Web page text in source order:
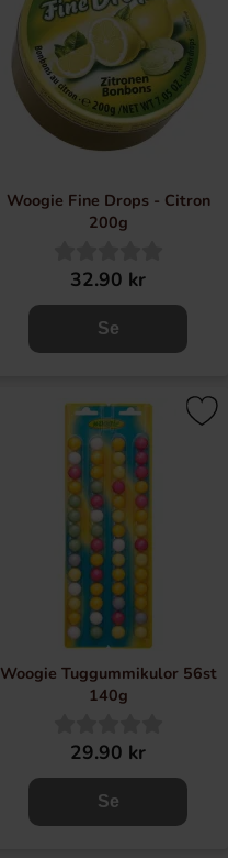
Woogie Fine Drops - Citron
200g
32.90 kr
Se
Woogie Tuggummikulor 56st
140g
29.90 kr
Se